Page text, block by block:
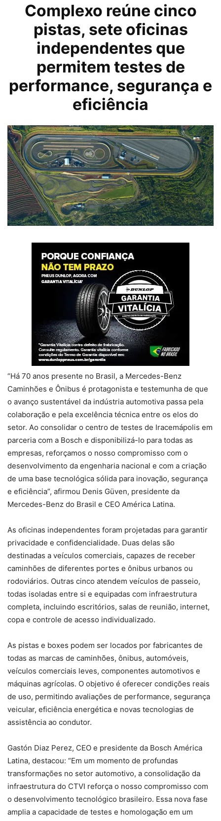
Complexo reúne cinco
pistas, sete oficinas
independentes que
permitem testes de
performance, segurança e
eficiência
“Há 70 anos presente no Brasil, a Mercedes-Benz
Caminhões e Ônibus é protagonista e testemunha de que
o avanço sustentável da indústria automotiva passa pela
colaboração e pela excelência técnica entre os elos do
setor. Ao consolidar o centro de testes de Iracemápolis em
parceria com a Bosch e disponibilizá-lo para todas as
empresas, reforçamos o nosso compromisso com o
desenvolvimento da engenharia nacional e com a criação
de uma base tecnológica sólida para inovação, segurança
e eficiência”, afirmou Denis Güven, presidente da
Mercedes-Benz do Brasil e CEO América Latina.
As oficinas independentes foram projetadas para garantir
privacidade e confidencialidade. Duas delas são
destinadas a veículos comerciais, capazes de receber
caminhões de diferentes portes e ônibus urbanos ou
rodoviários. Outras cinco atendem veículos de passeio,
todas isoladas entre si e equipadas com infraestrutura
completa, incluindo escritórios, salas de reunião, internet,
copa e controle de acesso individualizado.
As pistas e boxes podem ser locados por fabricantes de
todas as marcas de caminhões, ônibus, automóveis,
veículos comerciais leves, componentes automotivos e
máquinas agrícolas. O objetivo é oferecer condições reais
de uso, permitindo avaliações de performance, segurança
veicular, eficiência energética e novas tecnologias de
assistência ao condutor.
Gastón Diaz Perez, CEO e presidente da Bosch América
Latina, destacou: “Em um momento de profundas
transformações no setor automotivo, a consolidação da
infraestrutura do CTVI reforça o nosso compromisso com
o desenvolvimento tecnológico brasileiro. Essa nova fase
amplia a capacidade de testes e homologação em um